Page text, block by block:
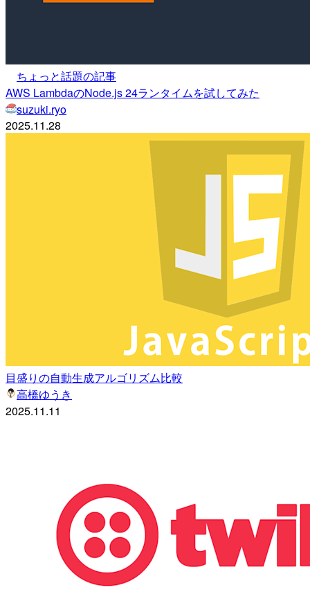
ちょっと話題の記事
AWS LambdaのNode.js 24ランタイムを試してみた
suzuki.ryo
2025.11.28
目盛りの自動生成アルゴリズム比較
高橋ゆうき
2025.11.11